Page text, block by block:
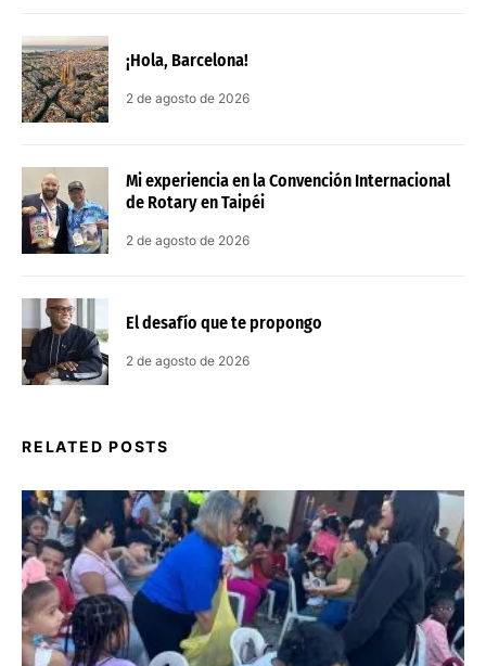
¡Hola, Barcelona!
2 de agosto de 2026
Mi experiencia en la Convención Internacional
de Rotary en Taipéi
2 de agosto de 2026
El desafío que te propongo
2 de agosto de 2026
RELATED POSTS